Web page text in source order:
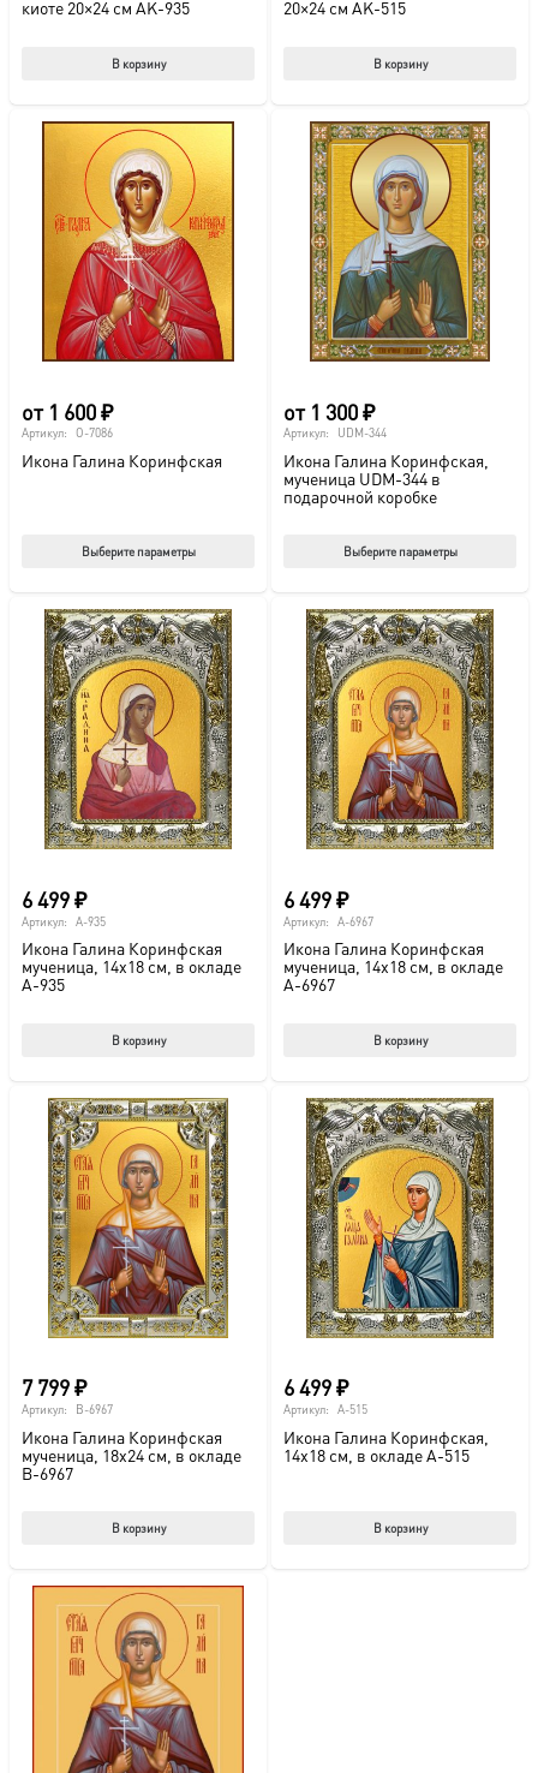
киоте 20×24 см AK-935
В корзину
20×24 см AK-515
В корзину
от 1 600₽
Артикул: O-7086
Икона Галина Коринфская
Выберите параметры
несколько
вариаций.
от 1 300₽
Артикул: UDM-344
Икона Галина Коринфская,
мученица UDM-344 в
подарочной коробке
Выберите параметры
6 499₽
Артикул: A-935
Икона Галина Коринфская
мученица, 14х18 см, в окладе
A-935
В корзину
6 499₽
Артикул: A-6967
Икона Галина Коринфская
мученица, 14х18 см, в окладе
A-6967
В корзину
7 799₽
Артикул: B-6967
Икона Галина Коринфская
мученица, 18х24 см, в окладе
B-6967
В корзину
6 499₽
Артикул: A-515
Икона Галина Коринфская,
14х18 см, в окладе A-515
В корзину